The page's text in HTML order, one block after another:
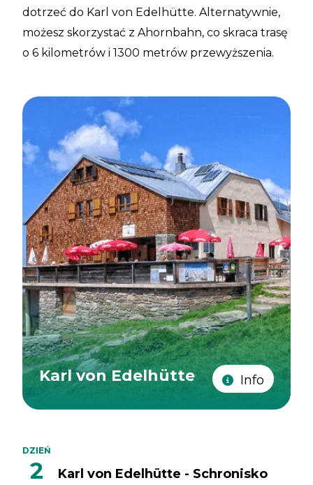
dotrzeć do Karl von Edelhütte. Alternatywnie,
możesz skorzystać z Ahornbahn, co skraca trasę
o 6 kilometrów i 1300 metrów przewyższenia.
Karl von Edelhütte Info
DZIEŃ
2
Karl von Edelhütte - Schronisko